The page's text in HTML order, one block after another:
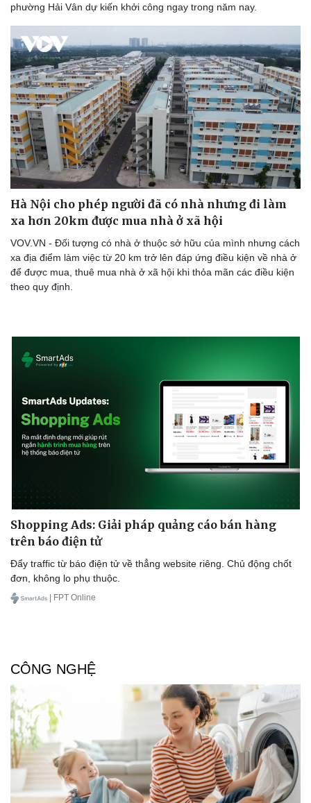
Sân khấu - Điện ảnh
Văn học
Âm nhạc
Di sản
Giải trí
Thời trang
Sao Việt
phường Hải Vân dự kiến khởi công ngay trong năm nay.
Hà Nội cho phép người đã có nhà nhưng đi làm
xa hơn 20km được mua nhà ở xã hội
VOV.VN - Đối tượng có nhà ở thuộc sở hữu của mình nhưng cách
xa địa điểm làm việc từ 20 km trở lên đáp ứng điều kiện về nhà ở
để được mua, thuê mua nhà ở xã hội khi thỏa mãn các điều kiện
theo quy định.
Shopping Ads: Giải pháp quảng cáo bán hàng
trên báo điện tử
Đẩy traffic từ báo điện tử về thẳng website riêng. Chủ động chốt
đơn, không lo phụ thuộc.
| FPT Online
CÔNG NGHỆ